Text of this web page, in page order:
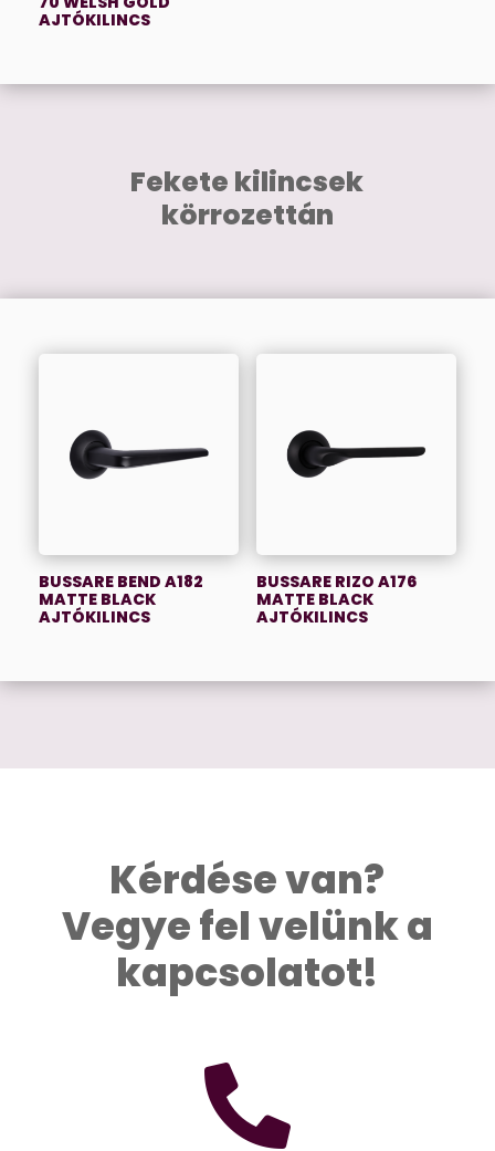
AJTÓKILINCS
Fekete kilincsek
körrozettán
BUSSARE BEND A182
MATTE BLACK
AJTÓKILINCS
BUSSARE RIZO A176
MATTE BLACK
AJTÓKILINCS
Kérdése van?
Vegye fel velünk a
kapcsolatot!
